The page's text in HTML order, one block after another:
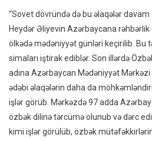
“Sovet dövründə də bu əlaqələr
Heydər Əliyevin Azərbaycana
ölkədə mədəniyyət günləri keçirilib. Bu
simaları iştirak ediblər. Son illərdə
adına Azərbaycan Mədəniyyət Mərkəzi
ədəbi əlaqələrin daha da
işlər görüb. Mərkəzdə 97 adda
özbək dilinə tərcümə olunub və dərc
kimi işlər görülüb, özbək